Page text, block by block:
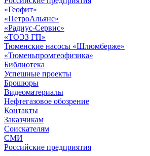
«Геофит»
«ПетроАльянс»
«Радиус-Сервис»
«ТОЭЗ ГП»
Тюменские насосы «Шлюмберже»
«Тюменьпромгеофизика»
Библиотека
Успешные проекты
Брошюры
Видеоматериалы
Нефтегазовое обозрение
Контакты
Заказчикам
Соискателям
СМИ
Российские предприятия